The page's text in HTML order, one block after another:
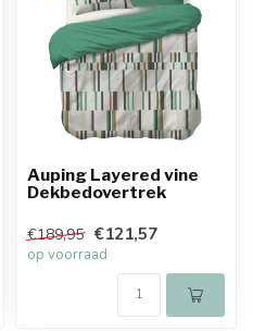
Auping Layered vine
Dekbedovertrek
€189,95 €121,57
op voorraad